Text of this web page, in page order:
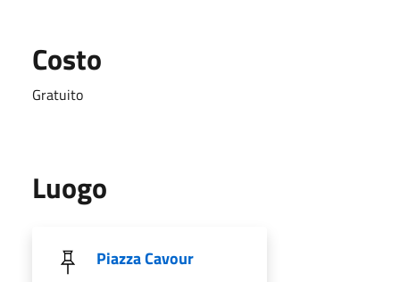
Costo
Gratuito
Luogo
Piazza Cavour